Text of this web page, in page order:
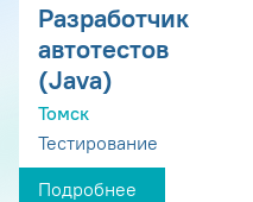
Разработчик
автотестов
(Java)
Томск
Тестирование
Подробнее